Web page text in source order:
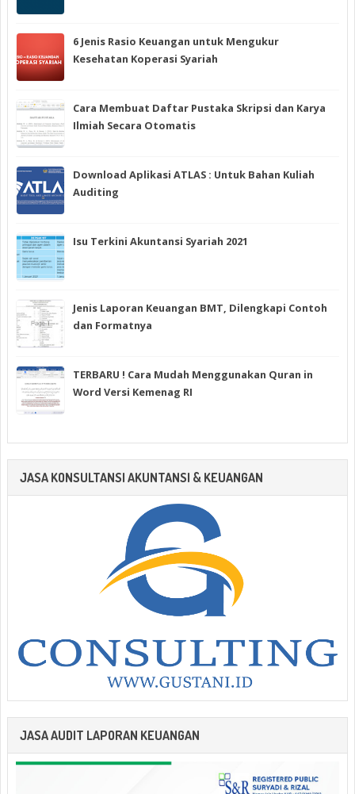
6 Jenis Rasio Keuangan untuk Mengukur
Kesehatan Koperasi Syariah
Cara Membuat Daftar Pustaka Skripsi dan Karya
Ilmiah Secara Otomatis
Download Aplikasi ATLAS : Untuk Bahan Kuliah
Auditing
Isu Terkini Akuntansi Syariah 2021
Jenis Laporan Keuangan BMT, Dilengkapi Contoh
dan Formatnya
TERBARU ! Cara Mudah Menggunakan Quran in
Word Versi Kemenag RI
JASA KONSULTANSI AKUNTANSI & KEUANGAN
JASA AUDIT LAPORAN KEUANGAN